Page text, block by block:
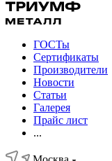
ГОСТы
Сертификаты
Производители
Новости
Статьи
Галерея
Прайс лист
...